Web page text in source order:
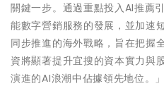
關鍵一步。通過重點投入AI推薦
能數字營銷服務的發展，並加速
同步推進的海外戰略，旨在把握
資將顯著提升宜搜的資本實力與
演進的AI浪潮中佔據領先地位。」